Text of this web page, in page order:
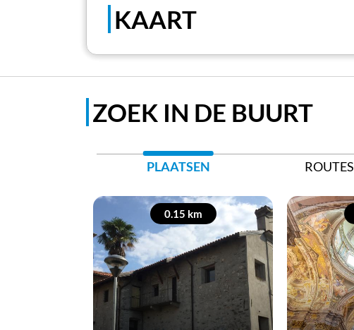
KAART
ZOEK IN DE BUURT
PLAATSEN ROUTES
0.15 km